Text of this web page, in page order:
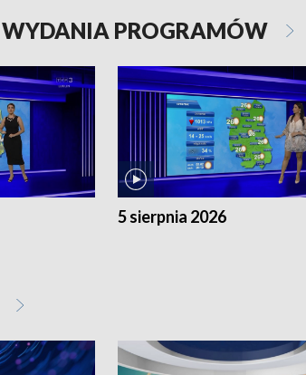
PROGRAMÓW
5 sierpnia 2026